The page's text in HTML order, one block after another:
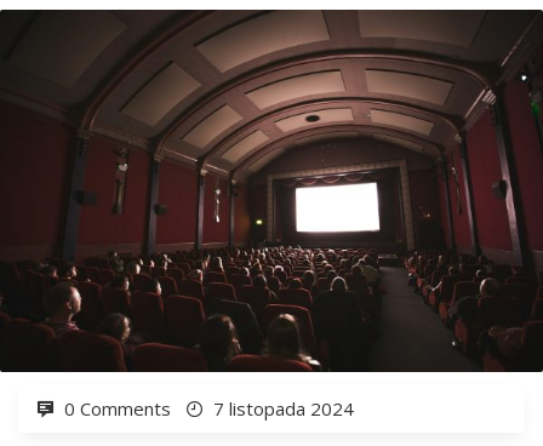
0 Comments 7 listopada 2024